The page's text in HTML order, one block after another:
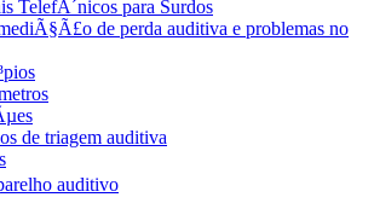
TelefÃ´nicos para Surdos
de perda auditiva e problemas no
de triagem auditiva
auditivo